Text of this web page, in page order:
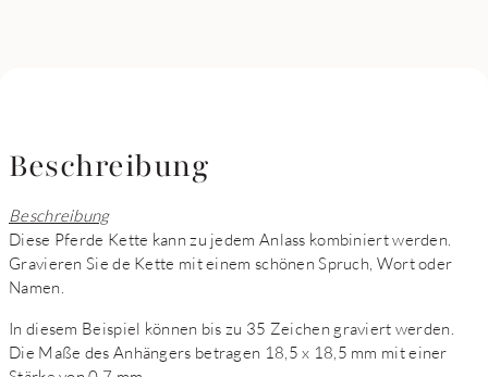
Beschreibung
Beschreibung
Diese Pferde Kette kann zu jedem Anlass kombiniert werden.
Gravieren Sie de Kette mit einem schönen Spruch, Wort oder
Namen.
In diesem Beispiel können bis zu 35 Zeichen graviert werden.
Die Maße des Anhängers betragen 18,5 x 18,5 mm mit einer